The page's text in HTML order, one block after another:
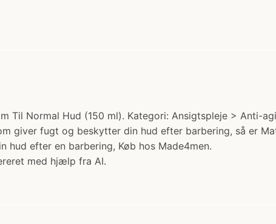
Til Normal Hud (150 ml). Kategori: Ansigtspleje > Anti-
giver fugt og beskytter din hud efter barbering, så er
hud efter en barbering, Køb hos Made4men.
med hjælp fra AI.